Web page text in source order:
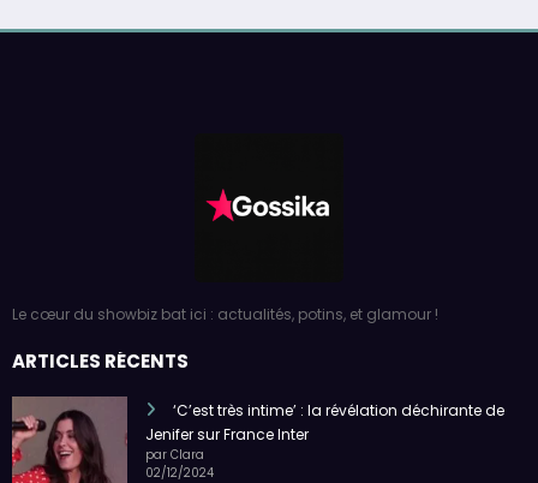
Le cœur du showbiz bat ici : actualités, potins, et glamour !
ARTICLES RÉCENTS
‘C’est très intime’ : la révélation déchirante de
Jenifer sur France Inter
par Clara
02/12/2024